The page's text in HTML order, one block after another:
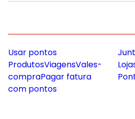
Usar pontos
ProdutosViagensVales-
compraPagar fatura
com pontos